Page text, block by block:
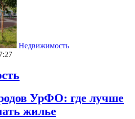
Недвижимость
УрФО: где лучше
жилье